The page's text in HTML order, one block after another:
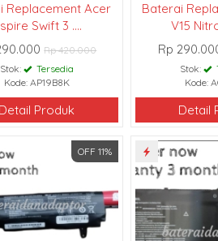
Replacement Acer
Swift 3 ....
Rp 420.000
Stok:
Tersedia
Kode: AP19B8K
Detail Produk
Baterai
V15
Rp
Stok:
Kode:
Detail
OFF 11%